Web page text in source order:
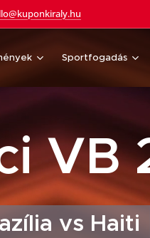
Sportfogadás
VB
vs Haiti